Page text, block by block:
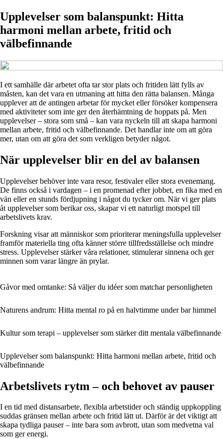
Upplevelser som balanspunkt: Hitta
harmoni mellan arbete, fritid och
välbefinnande
I ett samhälle där arbetet ofta tar stor plats och fritiden lätt fylls av
måsten, kan det vara en utmaning att hitta den rätta balansen. Många
upplever att de antingen arbetar för mycket eller försöker kompensera
med aktiviteter som inte ger den återhämtning de hoppats på. Men
upplevelser – stora som små – kan vara nyckeln till att skapa harmoni
mellan arbete, fritid och välbefinnande. Det handlar inte om att göra
mer, utan om att göra det som verkligen betyder något.
När upplevelser blir en del av balansen
Upplevelser behöver inte vara resor, festivaler eller stora evenemang.
De finns också i vardagen – i en promenad efter jobbet, en fika med en
vän eller en stunds fördjupning i något du tycker om. När vi ger plats
åt upplevelser som berikar oss, skapar vi ett naturligt motspel till
arbetslivets krav.
Forskning visar att människor som prioriterar meningsfulla upplevelser
framför materiella ting ofta känner större tillfredsställelse och mindre
stress. Upplevelser stärker våra relationer, stimulerar sinnena och ger
minnen som varar längre än prylar.
Gåvor med omtanke: Så väljer du idéer som matchar personligheten
Naturens andrum: Hitta mental ro på en halvtimme under bar himmel
Kultur som terapi – upplevelser som stärker ditt mentala välbefinnande
Upplevelser som balanspunkt: Hitta harmoni mellan arbete, fritid och
välbefinnande
Arbetslivets rytm – och behovet av pauser
I en tid med distansarbete, flexibla arbetstider och ständig uppkoppling
suddas gränsen mellan arbete och fritid lätt ut. Därför är det viktigt att
skapa tydliga pauser – inte bara som avbrott, utan som medvetna val
som ger energi.